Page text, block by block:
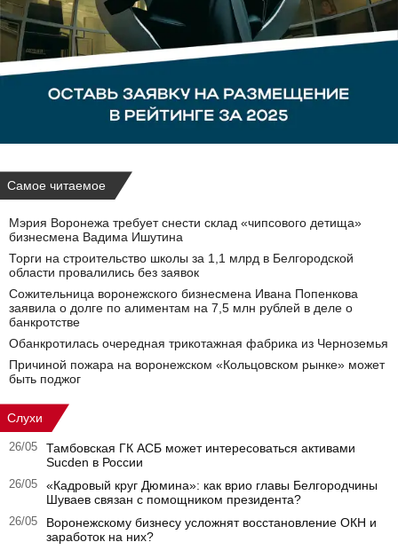
Самое читаемое
Мэрия Воронежа требует снести склад «чипсового детища»
бизнесмена Вадима Ишутина
Торги на строительство школы за 1,1 млрд в Белгородской
области провалились без заявок
Сожительница воронежского бизнесмена Ивана Попенкова
заявила о долге по алиментам на 7,5 млн рублей в деле о
банкротстве
Обанкротилась очередная трикотажная фабрика из Черноземья
Причиной пожара на воронежском «Кольцовском рынке» может
быть поджог
Слухи
26/05
Тамбовская ГК АСБ может интересоваться активами
Sucden в России
26/05
«Кадровый круг Дюмина»: как врио главы Белгородчины
Шуваев связан с помощником президента?
26/05
Воронежскому бизнесу усложнят восстановление ОКН и
заработок на них?